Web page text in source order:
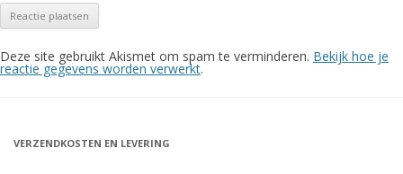
Deze site gebruikt Akismet om spam te verminderen. Bekijk hoe je
reactie gegevens worden verwerkt.
VERZENDKOSTEN EN LEVERING